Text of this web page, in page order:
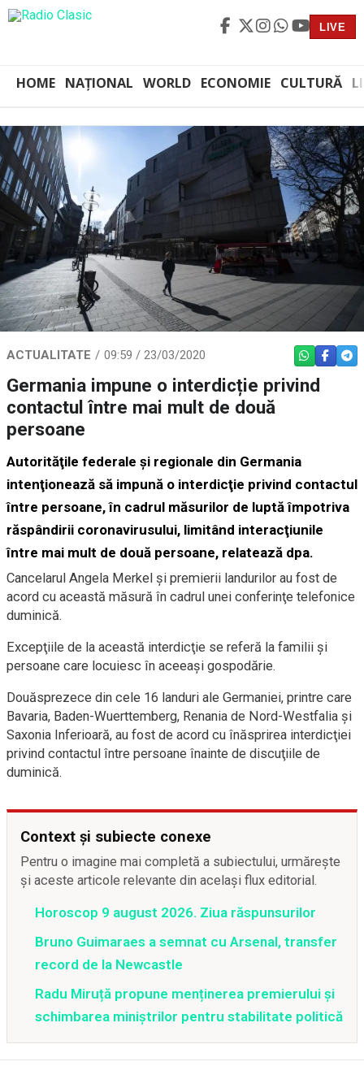
LIVE
HOME NAȚIONAL WORLD ECONOMIE CULTURĂ
ACTUALITATE 09:59 / 23/03/2020 WHATSAPP
Germania impune o interdicție privind
contactul între mai mult de două
persoane
Autorităţile federale şi regionale din Germania
intenţionează să impună o interdicţie privind contactul
între persoane, în cadrul măsurilor de luptă împotriva
răspândirii coronavirusului, limitând interacţiunile
între mai mult de două persoane, relatează dpa.
Cancelarul Angela Merkel şi premierii landurilor au fost de
acord cu această măsură în cadrul unei conferinţe telefonice
duminică.
Excepţiile de la această interdicţie se referă la familii şi
persoane care locuiesc în aceeaşi gospodărie.
Douăsprezece din cele 16 landuri ale Germaniei, printre care
Bavaria, Baden-Wuerttemberg, Renania de Nord-Westfalia şi
Saxonia Inferioară, au fost de acord cu înăsprirea interdicţiei
privind contactul între persoane înainte de discuţiile de
duminică.
Context și subiecte conexe
Pentru o imagine mai completă a subiectului, urmărește
și aceste articole relevante din același flux editorial.
Horoscop 9 august 2026. Ziua răspunsurilor
Bruno Guimaraes a semnat cu Arsenal, transfer
record de la Newcastle
Radu Miruță propune menținerea premierului și
schimbarea miniștrilor pentru stabilitate politică